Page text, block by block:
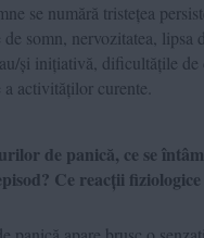
se numără tristețea
somn, nervozitatea, lipsa
și inițiativă, dificultățile de
a activităților curente.
de panică, ce se
Ce reacții fiziologice